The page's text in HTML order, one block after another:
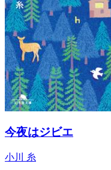
今夜はジビエ
小川 糸